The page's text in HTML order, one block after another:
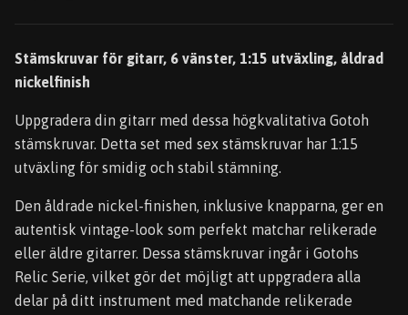
Stämskruvar för gitarr, 6 vänster, 1:15 utväxling, åldrad
nickelfinish
Uppgradera din gitarr med dessa högkvalitativa Gotoh
stämskruvar. Detta set med sex stämskruvar har 1:15
utväxling för smidig och stabil stämning.
Den åldrade nickel-finishen, inklusive knapparna, ger en
autentisk vintage-look som perfekt matchar relikerade
eller äldre gitarrer. Dessa stämskruvar ingår i Gotohs
Relic Serie, vilket gör det möjligt att uppgradera alla
delar på ditt instrument med matchande relikerade